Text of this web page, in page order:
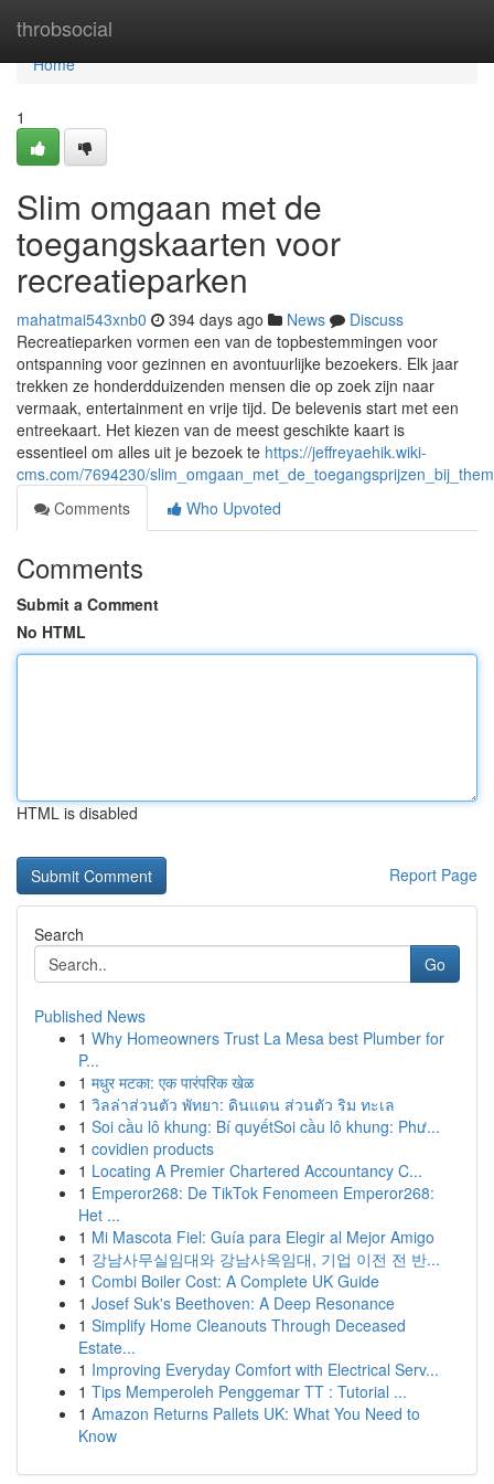
throbsocial
Home
Home
1
Slim omgaan met de
toegangskaarten voor
recreatieparken
mahatmai543xnb0 394 days ago News
Discuss
Recreatieparken vormen een van de topbestemmingen voor
ontspanning voor gezinnen en avontuurlijke bezoekers. Elk jaar
trekken ze honderdduizenden mensen die op zoek zijn naar
vermaak, entertainment en vrije tijd. De belevenis start met een
entreekaart. Het kiezen van de meest geschikte kaart is
essentieel om alles uit je bezoek te https://jeffreyaehik.wiki-
cms.com/7694230/
Comments
Who Upvoted
Comments
Submit a Comment
No HTML
HTML is disabled
Report Page
Search
Go
Published News
1 Why Homeowners Trust La Mesa best Plumber for
P...
1 मधुर मटका: एक पारंपरिक खेळ
1 วิลล่าส่วนตัว พัทยา: ดินแดน ส่วนตัว ริม ทะเล
1 Soi cầu lô khung: Bí quyếtSoi cầu lô khung: Phư...
1 covidien products
1 Locating A Premier Chartered Accountancy C...
1 Emperor268: De TikTok Fenomeen Emperor268:
Het ...
1 Mi Mascota Fiel: Guía para Elegir al Mejor Amigo
1 강남사무실임대와 강남사옥임대, 기업 이전 전 반...
1 Combi Boiler Cost: A Complete UK Guide
1 Josef Suk's Beethoven: A Deep Resonance
1 Simplify Home Cleanouts Through Deceased
Estate...
1 Improving Everyday Comfort with Electrical Serv...
1 Tips Memperoleh Penggemar TT : Tutorial ...
1 Amazon Returns Pallets UK: What You Need to
Know